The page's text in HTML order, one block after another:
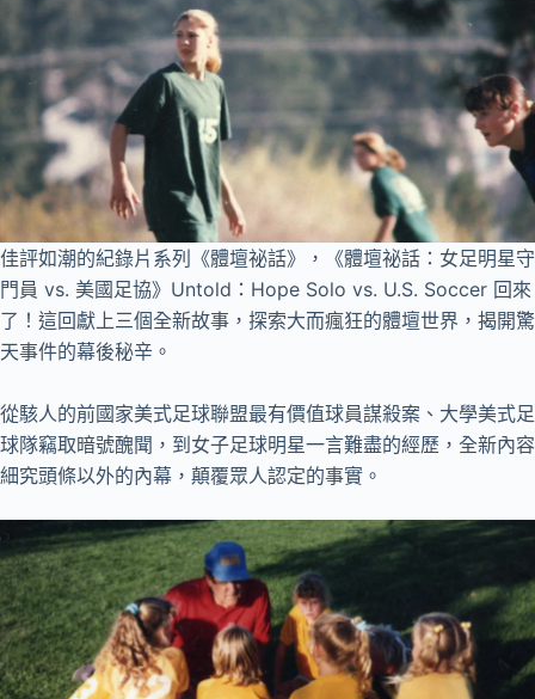
佳評如潮的紀錄片系列《體壇祕話》，《體壇祕話：女足明星守
門員 vs. 美國足協》Untold：Hope Solo vs. U.S. Soccer 回來
了！這回獻上三個全新故事，探索大而瘋狂的體壇世界，揭開驚
天事件的幕後秘辛。
從駭人的前國家美式足球聯盟最有價值球員謀殺案、大學美式足
球隊竊取暗號醜聞，到女子足球明星一言難盡的經歷，全新內容
細究頭條以外的內幕，顛覆眾人認定的事實。